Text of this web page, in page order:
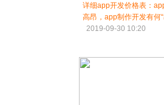
详细app开发价格表：
高昂，app制作开发有何“
2019-09-30 10:20